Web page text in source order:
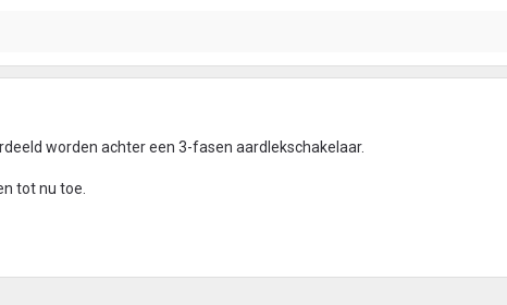
worden achter een 3-fasen aardlekschakelaar.
tot nu toe.